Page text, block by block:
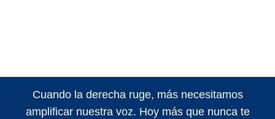
Cuando la derecha ruge, más necesitamos
amplificar nuestra voz. Hoy más que nunca te